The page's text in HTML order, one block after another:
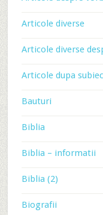
Articole diverse
Articole diverse
Articole dupa
Bauturi
Biblia
Biblia – informatii
Biblia (2)
Biografii